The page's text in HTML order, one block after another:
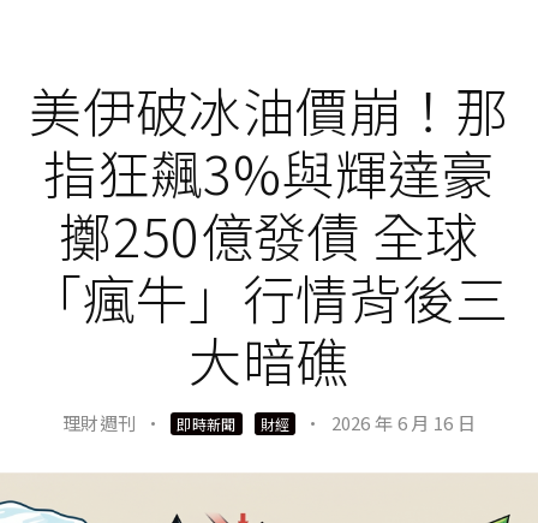
美伊破冰油價崩！那
指狂飆3%與輝達豪
擲250億發債 全球
「瘋牛」行情背後三
大暗礁
理財週刊 · 即時新聞 財經 · 2026 年 6 月 16 日